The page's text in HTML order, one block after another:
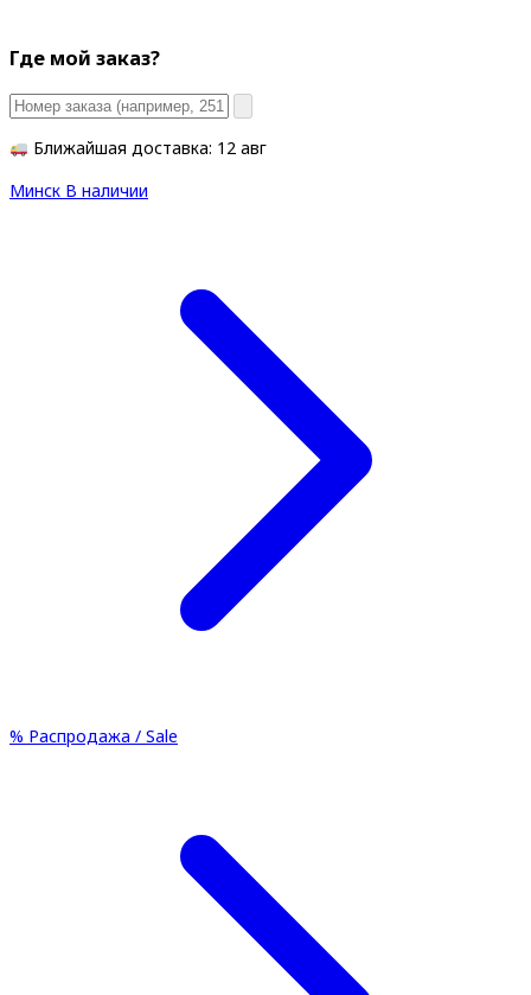
Где мой заказ?
Ближайшая доставка: 12 авг
Минск В наличии
% Распродажа / Sale